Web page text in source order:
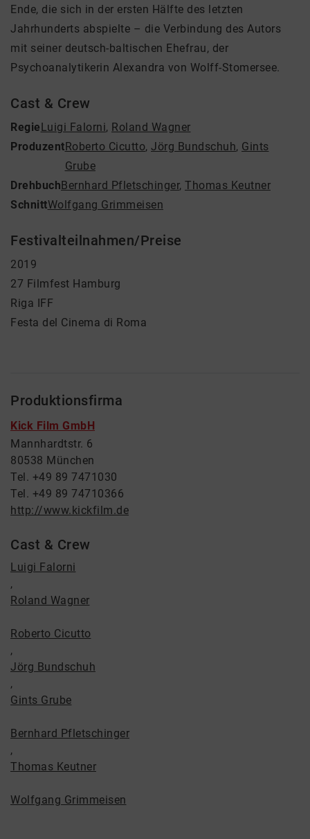
Ende, die sich in der ersten Hälfte des letzten
Jahrhunderts abspielte – die Verbindung des Autors
mit seiner deutsch-baltischen Ehefrau, der
Psychoanalytikerin Alexandra von Wolff-Stomersee.
Cast & Crew
RegieLuigi Falorni, Roland Wagner
ProduzentRoberto Cicutto, Jörg Bundschuh, Gints
Grube
DrehbuchBernhard Pfletschinger, Thomas Keutner
SchnittWolfgang Grimmeisen
Festivalteilnahmen/Preise
2019
27 Filmfest Hamburg
Riga IFF
Festa del Cinema di Roma
Produktionsfirma
Kick Film GmbH
Mannhardtstr. 6
80538 München
Tel. +49 89 7471030
Tel. +49 89 74710366
http://www.kickfilm.de
Cast & Crew
Luigi Falorni
,
Roland Wagner
Roberto Cicutto
,
Jörg Bundschuh
,
Gints Grube
Bernhard Pfletschinger
,
Thomas Keutner
Wolfgang Grimmeisen